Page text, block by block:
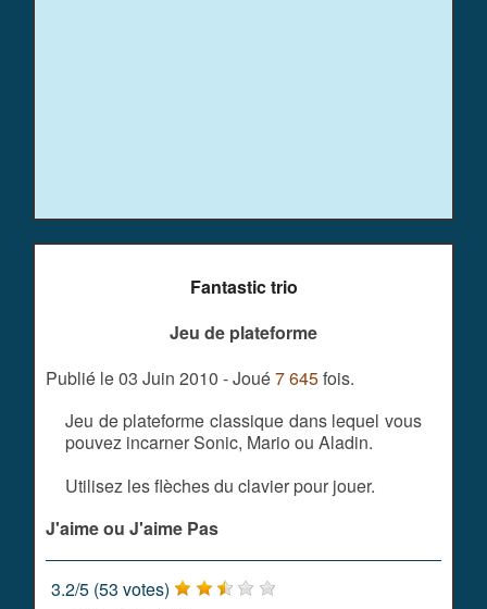
Fantastic trio
Jeu de plateforme
Publié le 03 Juin 2010 - Joué7 645fois.
Jeu de plateforme classique dans lequel vous
pouvez incarner Sonic, Mario ou Aladin.
Utilisez les flèches du clavier pour jouer.
J'aime ou J'aime Pas
3.2/5 (53 votes)